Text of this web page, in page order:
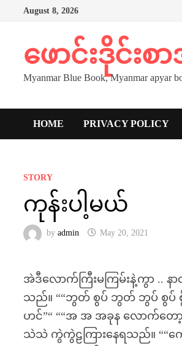
August 8, 2026
ဖောင်းဒိုင်း
Myanmar Blue Book, Myanmar apyar
HOME PRIVACY POLICY
STORY
ကုန်းပါ့မယ်
byadmin May 20, 2021
အဲဒီလောက်ကြီးမကြမ်းနဲ့ကွာ ..
သည်။ ““ဘွတ် စွပ် ဘွတ် ဘွပ် စွပ် စွိ
ဟင်”“ ““အ အ အခုန လောက်တော့
သဲသဲ ကွဲကွဲဠကြားနေရသည်။ ““